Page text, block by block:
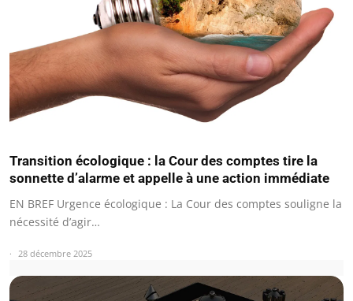
Transition écologique : la Cour des comptes tire la
sonnette d’alarme et appelle à une action immédiate
EN BREF Urgence écologique : La Cour des comptes souligne la
nécessité d’agir…
28 décembre 2025